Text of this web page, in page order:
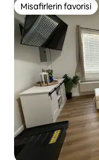
Misafirlerin favorisi
Misafirlerin favorisi